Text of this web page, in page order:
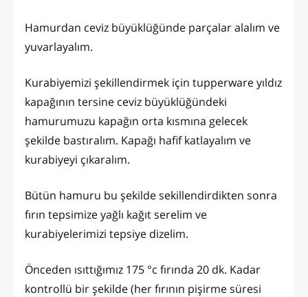
Hamurdan ceviz büyüklüğünde parçalar alalım ve
yuvarlayalım.
Kurabiyemizi şekillendirmek için tupperware yıldız
kapağının tersine ceviz büyüklüğündeki
hamurumuzu kapağın orta kısmına gelecek
şekilde bastıralım. Kapağı hafif katlayalım ve
kurabiyeyi çıkaralım.
Bütün hamuru bu şekilde sekillendirdikten sonra
fırın tepsimize yağlı kağıt serelim ve
kurabiyelerimizi tepsiye dizelim.
Önceden ısıttığımız 175 °c fırında 20 dk. Kadar
kontrollü bir şekilde (her fırının pişirme süresi